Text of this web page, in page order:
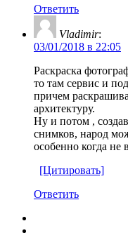
Ответить
Vladimir:
03/01/2018 в 22:05
Раскраска
то там сервис и
причем
архитектуру.
Ну и потом ,
снимков, народ
особенно когда
[Цитировать]
Ответить